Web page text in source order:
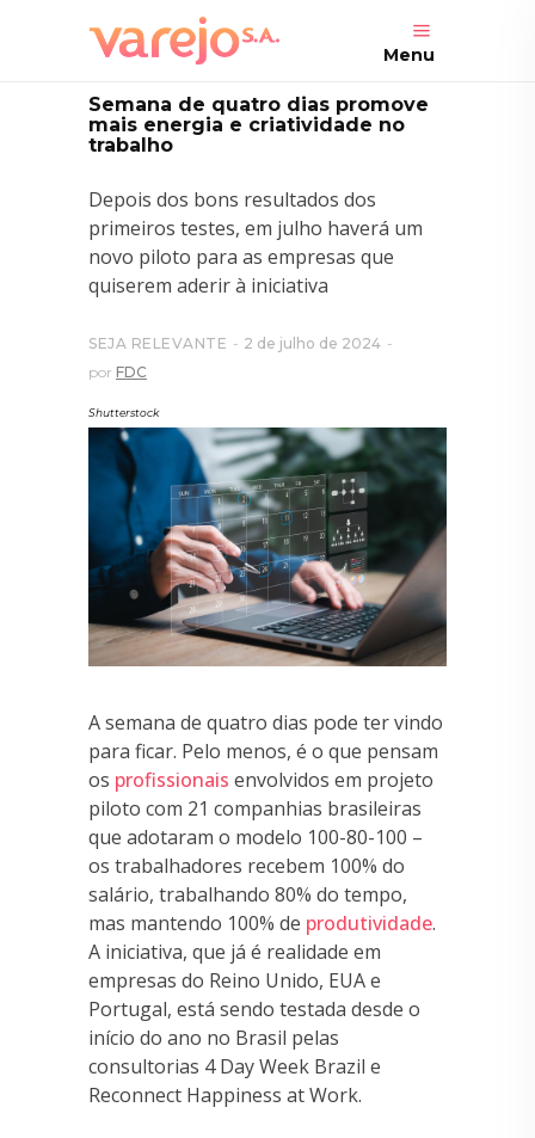
Menu
Semana de quatro dias promove
mais energia e criatividade no
trabalho
Depois dos bons resultados dos
primeiros testes, em julho haverá um
novo piloto para as empresas que
quiserem aderir à iniciativa
SEJA RELEVANTE
2 de julho de 2024
por FDC
Shutterstock
A semana de quatro dias pode ter vindo
para ficar. Pelo menos, é o que pensam
os profissionais envolvidos em projeto
piloto com 21 companhias brasileiras
que adotaram o modelo 100-80-100 –
os trabalhadores recebem 100% do
salário, trabalhando 80% do tempo,
mas mantendo 100% de produtividade.
A iniciativa, que já é realidade em
empresas do Reino Unido, EUA e
Portugal, está sendo testada desde o
início do ano no Brasil pelas
consultorias 4 Day Week Brazil e
Reconnect Happiness at Work.